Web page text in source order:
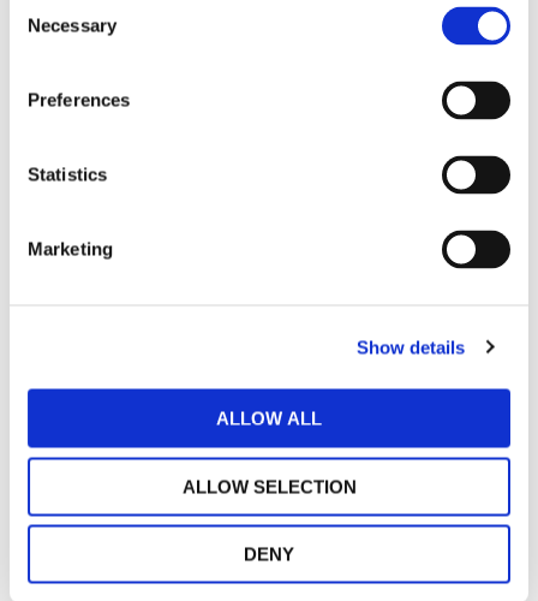
Necessary
Preferences
Statistics
Marketing
Show details
ALLOW ALL
ALLOW SELECTION
DENY
Bli den första att lämna ett omdöme.
Snap Hook Aluminium
1 st. Hake 70 mm. Aluminium
Snap Hook Aluminium
1 st. Hake 92/20 mm. Aluminium